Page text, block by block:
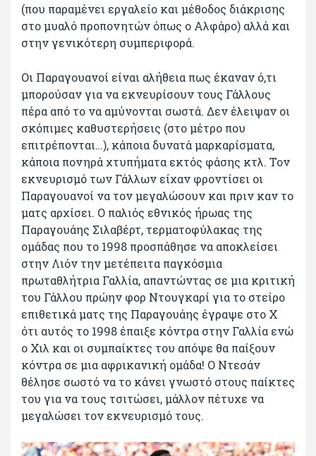
(που παραμένει εργαλείο και μέθοδος διάκρισης
στο μυαλό προπονητών όπως ο Αλφάρο) αλλά και
στην γενικότερη συμπεριφορά.
Οι Παραγουανοί είναι αλήθεια πως έκαναν ό,τι
μπορούσαν για να εκνευρίσουν τους Γάλλους
πέρα από το να αμύνονται σωστά. Δεν έλειψαν οι
σκόπιμες καθυστερήσεις (στο μέτρο που
επιτρέπονται…), κάποια δυνατά μαρκαρίσματα,
κάποια πονηρά χτυπήματα εκτός φάσης κτλ. Τον
εκνευρισμό των Γάλλων είχαν φροντίσει οι
Παραγουανοί να τον μεγαλώσουν και πριν καν το
ματς αρχίσει. Ο παλιός εθνικός ήρωας της
Παραγουάης Σιλαβέρτ, τερματοφύλακας της
ομάδας που το 1998 προσπάθησε να αποκλείσει
στην Λιόν την μετέπειτα παγκόσμια
πρωταθλήτρια Γαλλία, απαντώντας σε μια κριτική
του Γάλλου πρώην φορ Ντουγκαρί για το στείρο
επιθετικά ματς της Παραγουάης έγραψε στο Χ
ότι αυτός το 1998 έπαιξε κόντρα στην Γαλλία ενώ
ο Χιλ και οι συμπαίκτες του απόψε θα παίξουν
κόντρα σε μια αφρικανική ομάδα! Ο Ντεσάν
θέλησε σωστό να το κάνει γνωστό στους παίκτες
του για να τους τσιτώσει, μάλλον πέτυχε να
μεγαλώσει τον εκνευρισμό τους.